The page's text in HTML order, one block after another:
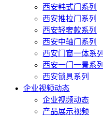
西安韩式门系列
西安推拉门系列
西安轻奢款系列
西安中轴门系列
西安门窗一体系列
西安一门一景系列
西安锁具系列
企业视频动态
企业视频动态
产品展示视频